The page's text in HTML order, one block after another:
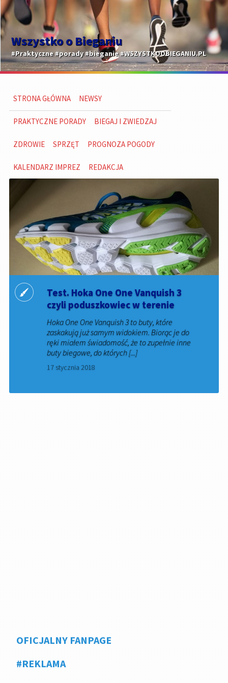
Wszystko o Bieganiu
#Praktyczne #porady #bieganie #WSZYSTKOOBIEGANIU.PL
STRONA GŁÓWNA NEWSY
PRAKTYCZNE PORADY BIEGAJ I ZWIEDZAJ
ZDROWIE SPRZĘT PROGNOZA POGODY
KALENDARZ IMPREZ REDAKCJA
Test. Hoka One One Vanquish 3
czyli poduszkowiec w terenie
Hoka One One Vanquish 3 to buty, które
zaskakują już samym widokiem. Biorąc je do
ręki miałem świadomość, że to zupełnie inne
buty biegowe, do których [...]
17 stycznia 2018
OFICJALNY FANPAGE
#REKLAMA